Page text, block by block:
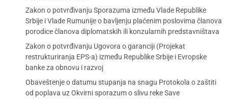
Zakon o potvrđivanju Sporazuma između Vlade Republike
Srbije i Vlade Rumunije o bavljenju plaćenim poslovima članova
porodice članova diplomatskih ili konzularnih predstavništava
Zakon o potvrđivanju Ugovora o garanciji (Projekat
restrukturiranja EPS-a) između Republike Srbije i Evropske
banke za obnovu i razvoj
Obaveštenje o datumu stupanja na snagu Protokola o zaštiti
od poplava uz Okvirni sporazum o slivu reke Save